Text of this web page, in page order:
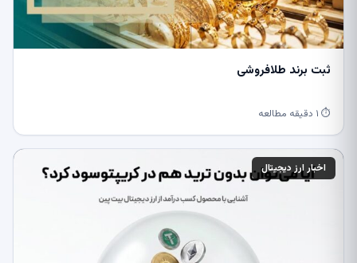
ثبت برند طلافروشی
⏱ ۱ دقیقه مطالعه
اخبار ارز دیجیتال